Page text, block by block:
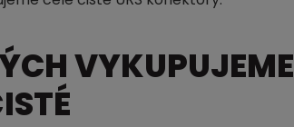
VYKUPUJEME